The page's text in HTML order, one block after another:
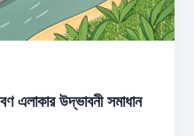
এলাকার উদ্ভাবনী সমাধান